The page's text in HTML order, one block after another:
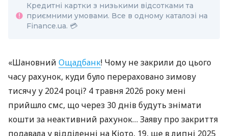
Кредитні картки з низькими відсотками та
приємними умовами. Все в одному каталозі на
Finance.ua. 💳
«Шановний Ощадбанк! Чому не закрили до цього
часу рахунок, куди було перераховано зимову
тисячу у 2024 році? 4 травня 2026 року мені
прийшло смс, що через 30 днів будуть знімати
кошти за неактивний рахунок… Заяву про закриття
подавала у відділенні на Кіото, 19, ще в липні 2025